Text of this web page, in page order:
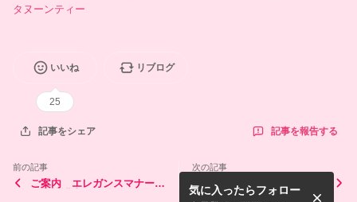
タヌーンティー
いいね
25
リブログ
記事をシェア 記事を報告する
前の記事
ご案内 エレガンスマナー講
次の記事
ご案内 11月のレッスンス
ケジュール
気に入ったらフォロー